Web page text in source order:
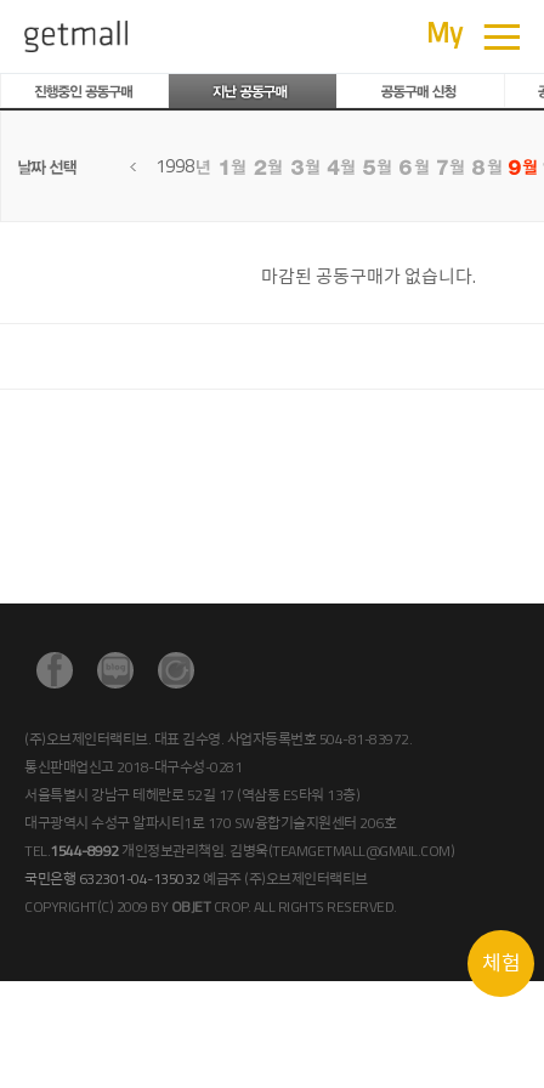
My ≡
공동구매
1998
마감된 공동구매가 없습니다.
(주)오브제인터랙티브. 대표 김수영. 사업자등록번호 504-81-83972.
통신판매업신고 2018-대구수성-0281
서울특별시 강남구 테헤란로 52길 17 (역삼동 ES타워 13층)
대구광역시 수성구 알파시티1로 170 SW융합기술지원센터 206호
TEL.1544-8992개인정보관리책임. 김병욱(TEAMGETMALL@GMAIL.COM)
국민은행 632301-04-135032 예금주 (주)오브제인터랙티브
COPYRIGHT(C) 2009 BYOBJETCROP. ALL RIGHTS RESERVED.
체험